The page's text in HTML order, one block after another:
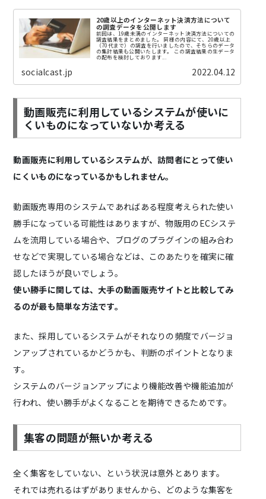
20歳以上のインターネット決済方法について
の調査データを公開します
前回は、19歳未満のインターネット決済方法についての
調査結果をまとめました。 同様の内容にて、20歳以上
（70代まで）の調査を行いましたので、そちらのデータ
の集計結果も公開いたします。 この調査結果の生データ
の配布を検討しております...
socialcast.jp 2022.04.12
動画販売に利用しているシステムが使いに
くいものになっていないか考える
動画販売に利用しているシステムが、訪問者にとって使い
にくいものになっているかもしれません。
動画販売専用のシステムであればある程度考えられた使い
勝手になっている可能性はありますが、物販用のECシステ
ムを流用している場合や、ブログのプラグインの組み合わ
せなどで実現している場合などは、このあたりを確実に確
認したほうが良いでしょう。
使い勝手に関しては、大手の動画販売サイトと比較してみ
るのが最も簡単な方法です。
また、採用しているシステムがそれなりの頻度でバージョ
ンアップされているかどうかも、判断のポイントとなりま
す。
システムのバージョンアップにより機能改善や機能追加が
行われ、使い勝手がよくなることを期待できるためです。
集客の問題が無いか考える
全く集客をしていない、という状況は意外とあります。
それでは売れるはずがありませんから、どのような集客を